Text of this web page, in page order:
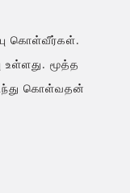
கொள்வீர்கள்.
உள்ளது. மூத்த
கொள்வதன்